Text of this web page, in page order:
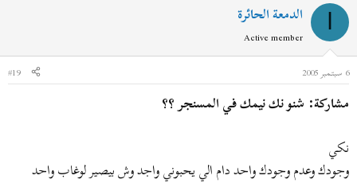
الدمعة الحائرة
Active member
6 سبتمبر 2005
#19
مشاركة: شنو نك نيمك في المسنجر ؟؟
نكي
وجودك وعدم وجودك واحد دام الي يحبوني واجد وش بيصير لوغاب واحد